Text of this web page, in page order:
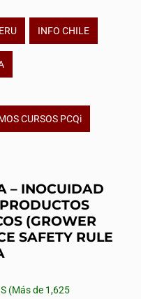
INFO CHILE
CURSOS PCQi
– INOCUIDAD
(GROWER
SAFETY RULE
(Más de 1,625